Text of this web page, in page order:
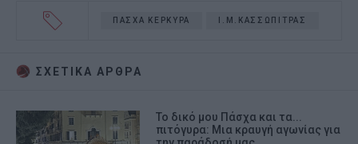
ΠΑΣΧΑ ΚΕΡΚΥΡΑ Ι.Μ.ΚΑΣΣΩΠΙΤΡΑΣ
ΣΧΕΤΙΚA AΡΘΡΑ
Το δικό μου Πάσχα και τα...
πιτόγυρα: Μια κραυγή αγωνίας για